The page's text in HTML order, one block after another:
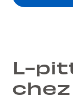
L-